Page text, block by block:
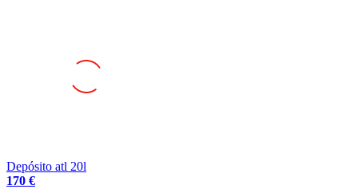
Depósito atl 20l
170 €